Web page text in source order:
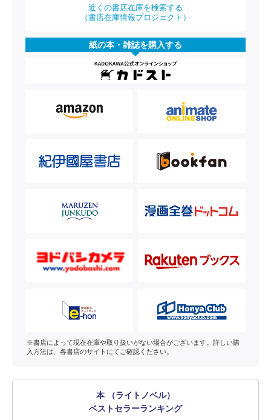
近くの書店在庫を検索する
（書店在庫情報プロジェクト）
紙の本・雑誌を購入する
※書店によって現在在庫や取り扱いがない場合がございます。詳しい購
入方法は、各書店のサイトにてご確認ください。
本 （ライトノベル）
ベストセラーランキング